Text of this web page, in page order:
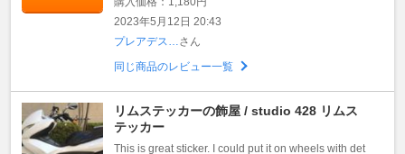
2023年5月12日 20:43
プレアデス… さん
同じ商品のレビュー一覧
リムステッカーの飾屋 / studio 428 リムス
テッカー
This is great sticker. I could put it on wheels with det